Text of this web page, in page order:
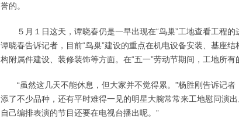
誉的。
５月１日这天，谭晓春仍是一早出现在“鸟巢”工地查看工程的
谭晓春告诉记者，目前“鸟巢”建设的重点在机电设备安装、基座
构附属件建设、装修装饰等方面。在“五一”劳动节期间，工地所有
“虽然这几天不能休息，但大家并不觉得累。”杨胜刚告诉记者
添了不少品种，还有平时难得一见的明星大腕常常来工地慰问演
自己编排表演的节目还要在电视台播出呢。”